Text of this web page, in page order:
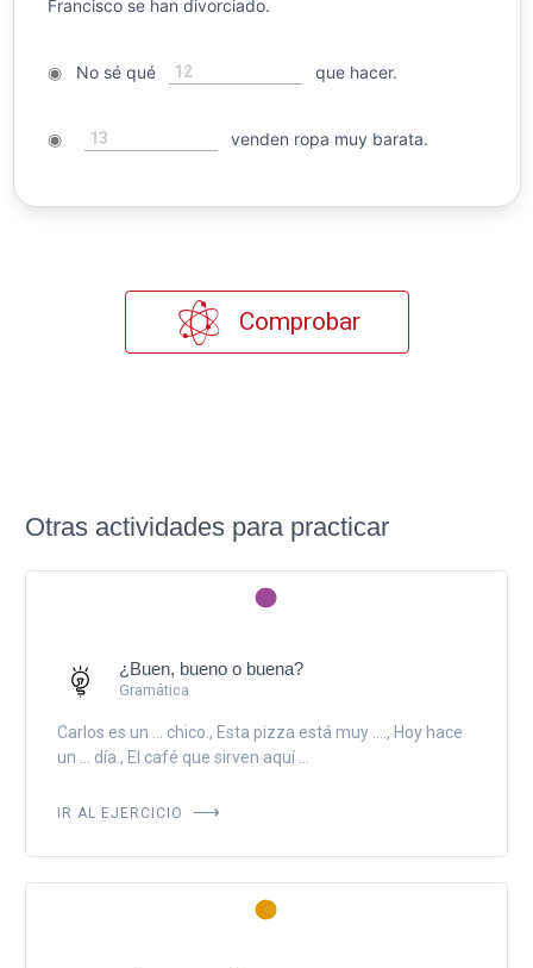
Francisco se han divorciado.
◉No sé qué 12 que hacer.
◉ 13 venden ropa muy barata.
Comprobar
Otras actividades para practicar
¿Buen, bueno o buena?
Gramática
Carlos es un ... chico., Esta pizza está muy ...., Hoy hace
un ... día., El café que sirven aquí ...
IR AL EJERCICIO